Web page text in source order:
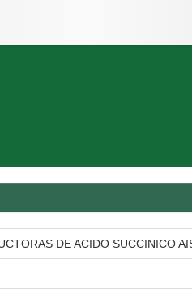
DE ACIDO SUCCINICO